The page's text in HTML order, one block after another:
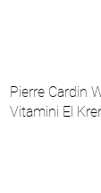
Pierre Cardin
Vitamini El